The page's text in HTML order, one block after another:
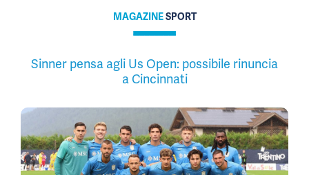
MAGAZINESPORT
Sinner pensa agli Us Open: possibile rinuncia
a Cincinnati